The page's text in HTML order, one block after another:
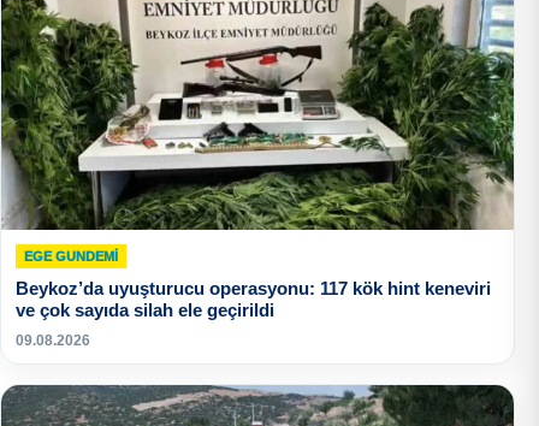
EGE GUNDEMİ
Beykoz’da uyuşturucu operasyonu: 117 kök hint keneviri
ve çok sayıda silah ele geçirildi
09.08.2026